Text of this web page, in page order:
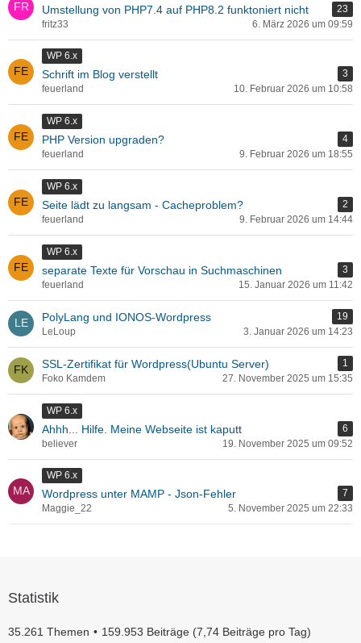
Umstellung von PHP7.4 auf PHP8.2 funktoniert nicht
23
fritz33
6. März 2026 um 09:59
WP 6.x
Schrift im Blog verstellt
3
feuerland
10. Februar 2026 um 10:58
WP 6.x
PHP Version upgraden?
4
feuerland
9. Februar 2026 um 18:55
WP 6.x
Seite lädt zu langsam - Cacheproblem?
2
feuerland
9. Februar 2026 um 14:44
WP 6.x
separate Texte für Vorschau in Suchmaschinen
3
feuerland
15. Januar 2026 um 11:42
PolyLang und IONOS-Wordpress
19
LeLoup
3. Januar 2026 um 14:23
SSL-Zertifikat für Wordpress(Ubuntu Server)
1
Foko Kamdem
27. November 2025 um 15:35
WP 6.x
Ahhh... Hilfe. Meine Webseite ist kaputt
6
believer
19. November 2025 um 09:52
WP 6.x
Wordpress unter MAMP - Json-Fehler
7
Maggie_22
5. November 2025 um 22:33
Statistik
35.261 Themen 159.953 Beiträge (7,74 Beiträge pro Tag)